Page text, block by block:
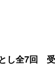
し全7回